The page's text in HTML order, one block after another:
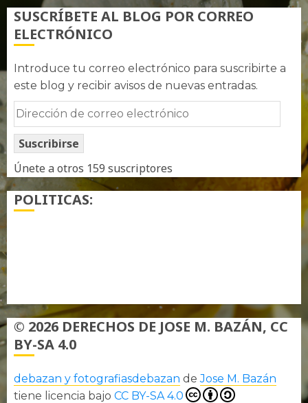
SUSCRÍBETE AL BLOG POR CORREO
ELECTRÓNICO
Introduce tu correo electrónico para suscribirte a
este blog y recibir avisos de nuevas entradas.
Dirección
de
correo
electrónico
Suscribirse
Únete a otros 159 suscriptores
POLITICAS:
© 2026 DERECHOS DE JOSE M. BAZÁN, CC
BY-SA 4.0
debazan y fotografiasdebazan deJose M. Bazán
tiene licencia bajo CC BY-SA 4.0